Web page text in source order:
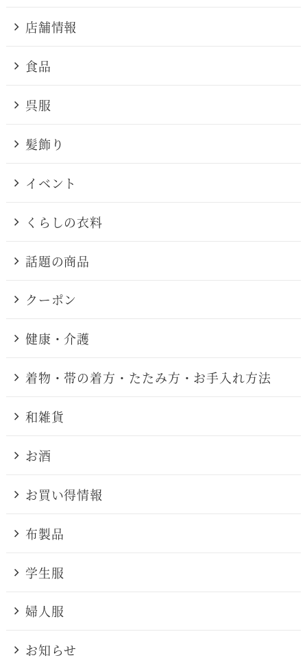
店舗情報
食品
呉服
髪飾り
イベント
くらしの衣料
話題の商品
クーポン
健康・介護
着物・帯の着方・たたみ方・お手入れ方法
和雑貨
お酒
お買い得情報
布製品
学生服
婦人服
お知らせ